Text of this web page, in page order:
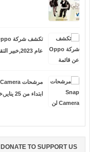
عام 2023,خبير التقنية
ابتداء من 25 يناير,خبير التقنية
DONATE TO SUPPORT US